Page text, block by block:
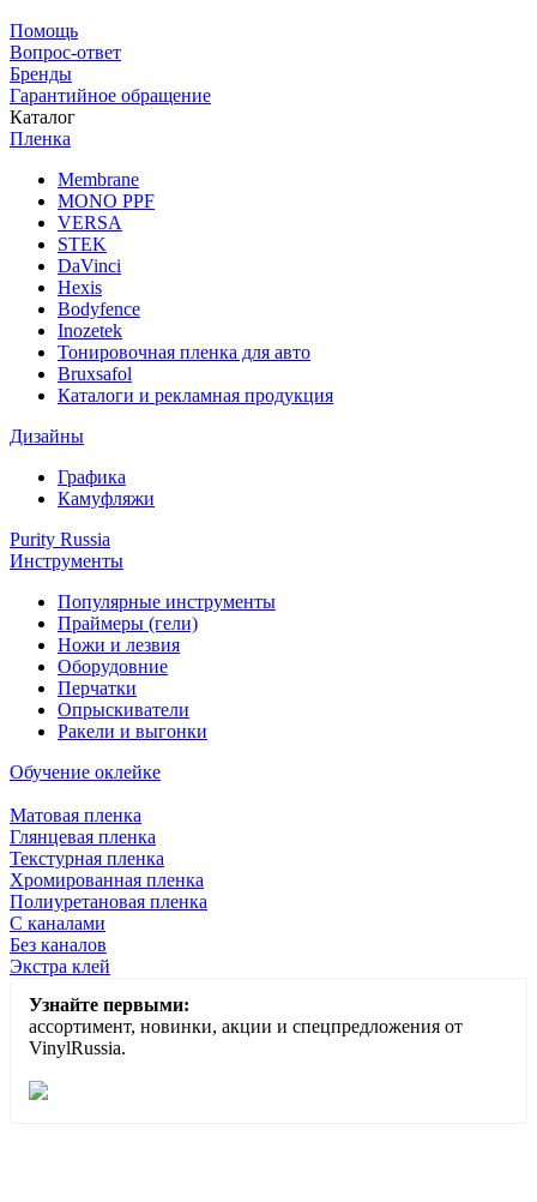
Помощь
Вопрос-ответ
Бренды
Гарантийное обращение
Каталог
Пленка
Membrane
MONO PPF
VERSA
STEK
DaVinci
Hexis
Bodyfence
Inozetek
Тонировочная пленка для авто
Bruxsafol
Каталоги и рекламная продукция
Дизайны
Графика
Камуфляжи
Purity Russia
Инструменты
Популярные инструменты
Праймеры (гели)
Ножи и лезвия
Оборудовние
Перчатки
Опрыскиватели
Ракели и выгонки
Обучение оклейке
Матовая пленка
Глянцевая пленка
Текстурная пленка
Хромированная пленка
Полиуретановая пленка
С каналами
Без каналов
Экстра клей
Узнайте первыми:
ассортимент, новинки, акции и спецпредложения от
VinylRussia.